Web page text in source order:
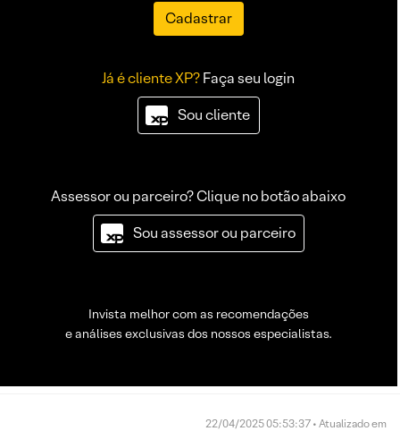
Cadastrar
Já é cliente XP?Faça seu login
Sou cliente
Assessor ou parceiro? Clique no botão abaixo
Sou assessor ou parceiro
Invista melhor com as recomendações
e análises exclusivas dos nossos especialistas.
22/04/2025 05:53:37 • Atualizado em